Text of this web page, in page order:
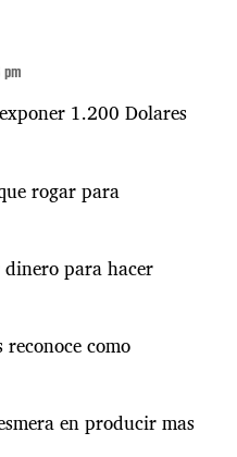
1.200 Dolares
rogar para
dinero para hacer
como
en producir mas